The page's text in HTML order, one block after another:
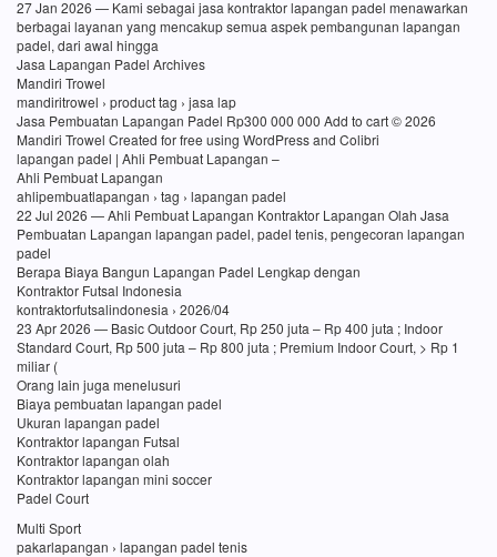
27 Jan 2026 — Kami sebagai jasa kontraktor lapangan padel menawarkan
berbagai layanan yang mencakup semua aspek pembangunan lapangan
padel, dari awal hingga
Jasa Lapangan Padel Archives
Mandiri Trowel
mandiritrowel › product tag › jasa lap
Jasa Pembuatan Lapangan Padel Rp300 000 000 Add to cart © 2026
Mandiri Trowel Created for free using WordPress and Colibri
lapangan padel | Ahli Pembuat Lapangan –
Ahli Pembuat Lapangan
ahlipembuatlapangan › tag › lapangan padel
22 Jul 2026 — Ahli Pembuat Lapangan Kontraktor Lapangan Olah Jasa
Pembuatan Lapangan lapangan padel, padel tenis, pengecoran lapangan
padel
Berapa Biaya Bangun Lapangan Padel Lengkap dengan
Kontraktor Futsal Indonesia
kontraktorfutsalindonesia › 2026/04
23 Apr 2026 — Basic Outdoor Court, Rp 250 juta – Rp 400 juta ; Indoor
Standard Court, Rp 500 juta – Rp 800 juta ; Premium Indoor Court, > Rp 1
miliar (
Orang lain juga menelusuri
Biaya pembuatan lapangan padel
Ukuran lapangan padel
Kontraktor lapangan Futsal
Kontraktor lapangan olah
Kontraktor lapangan mini soccer
Padel Court
Multi Sport
pakarlapangan › lapangan padel tenis